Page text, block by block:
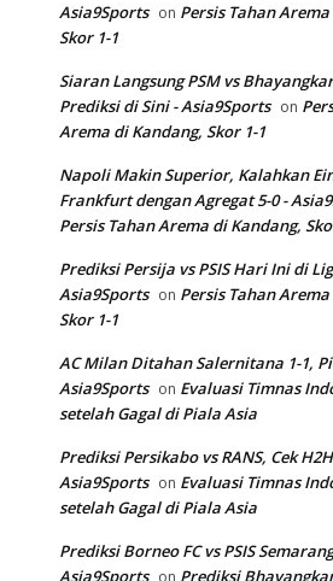
Asia9Sports on Persis Tahan
Skor 1-1
Siaran Langsung PSM vs
Prediksi di Sini - Asia9Sports on
Arema di Kandang, Skor 1-1
Napoli Makin Superior, Kalahkan
Frankfurt dengan Agregat 5-0 -
Persis Tahan Arema di Kandang,
Prediksi Persija vs PSIS Hari Ini di
Asia9Sports on Persis Tahan
Skor 1-1
AC Milan Ditahan Salernitana 1-1,
Asia9Sports on Evaluasi Timnas
setelah Gagal di Piala Asia
Prediksi Persikabo vs RANS, Cek
Asia9Sports on Evaluasi Timnas
setelah Gagal di Piala Asia
Prediksi Borneo FC vs PSIS
Asia9Sports on Prediksi